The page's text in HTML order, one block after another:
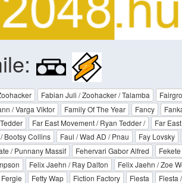
Fabian Juli / Zoohacker / Talamba
/ Varga Viktor Family Of The Year Fancy
Far East Movement / Ryan Tedder / Far
Bootsy Collins Faul / Wad AD / Pnau Fay Lovsky
/ Punnany Massif
Fehervari Gabor Alfred
Felix Jaehn / Ray Dalton Felix Jaehn / Zoe
Fergie Fetty Wap Fiction Factory Fiesta Fiesta